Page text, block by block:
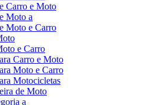
Carro e Moto
Moto a
Moto e Carro
e Carro
Carro e Moto
Moto e Carro
Motocicletas
de Moto
a